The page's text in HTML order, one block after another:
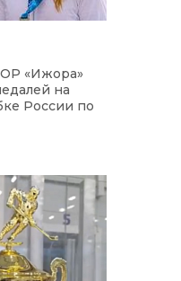
«Ижора»
на
России по